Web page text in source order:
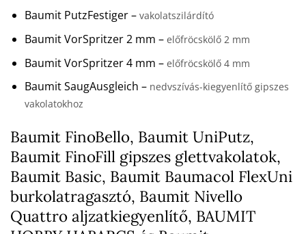
Baumit PutzFestiger – vakolatszilárdító
Baumit VorSpritzer 2 mm – előfröcskölő 2 mm
Baumit VorSpritzer 4 mm – előfröcskölő 4 mm
Baumit SaugAusgleich – nedvszívás-kiegyenlítő gipszes
vakolatokhoz
Baumit FinoBello, Baumit UniPutz,
Baumit FinoFill gipszes glettvakolatok,
Baumit Basic, Baumit Baumacol FlexUni
burkolatragasztó, Baumit Nivello
Quattro aljzatkiegyenlítő, BAUMIT